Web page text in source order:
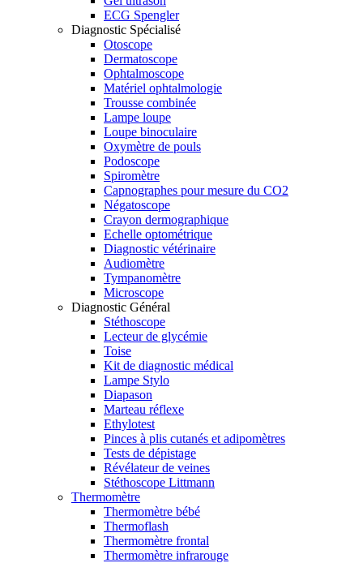
ECG Spengler
Diagnostic Spécialisé
Otoscope
Dermatoscope
Ophtalmoscope
Matériel ophtalmologie
Trousse combinée
Lampe loupe
Loupe binoculaire
Oxymètre de pouls
Podoscope
Spiromètre
Capnographes pour mesure du CO2
Négatoscope
Crayon dermographique
Echelle optométrique
Diagnostic vétérinaire
Audiomètre
Tympanomètre
Microscope
Diagnostic Général
Stéthoscope
Lecteur de glycémie
Toise
Kit de diagnostic médical
Lampe Stylo
Diapason
Marteau réflexe
Ethylotest
Pinces à plis cutanés et adipomètres
Tests de dépistage
Révélateur de veines
Stéthoscope Littmann
Thermomètre
Thermomètre bébé
Thermoflash
Thermomètre frontal
Thermomètre infrarouge